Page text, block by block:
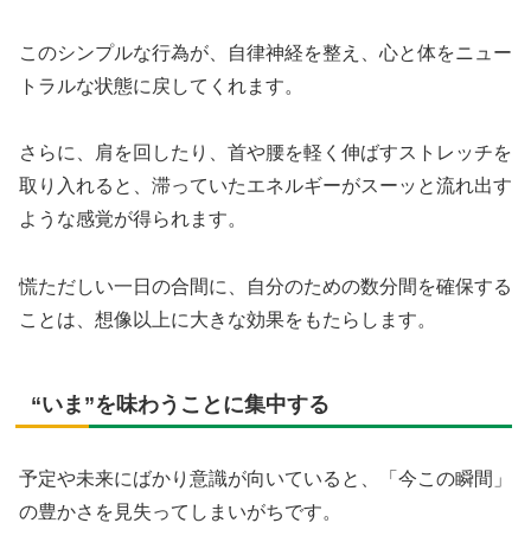
このシンプルな行為が、自律神経を整え、心と体をニュー
トラルな状態に戻してくれます。
さらに、肩を回したり、首や腰を軽く伸ばすストレッチを
取り入れると、滞っていたエネルギーがスーッと流れ出す
ような感覚が得られます。
慌ただしい一日の合間に、自分のための数分間を確保する
ことは、想像以上に大きな効果をもたらします。
“いま”を味わうことに集中する
予定や未来にばかり意識が向いていると、「今この瞬間」
の豊かさを見失ってしまいがちです。